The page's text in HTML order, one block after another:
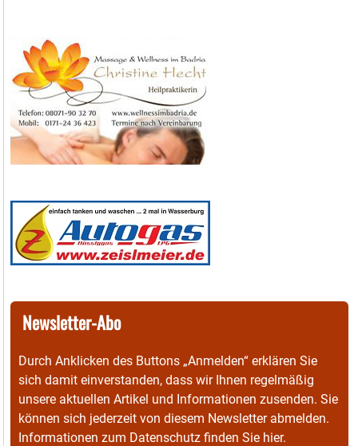
Newsletter-Abo
Durch Anklicken des Buttons „Anmelden“ erklären Sie
sich damit einverstanden, dass wir Ihnen regelmäßig
unsere aktuellen Artikel und Informationen zusenden. Sie
können sich jederzeit von diesem Newsletter abmelden.
Informationen zum Datenschutz finden Sie hier.